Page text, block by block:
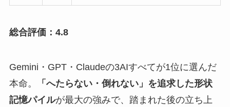
総合評価：4.8
Gemini・GPT・Claudeの3AIすべてが1位に選んだ
本命。
「へたらない・倒れない」を追求した形状
記憶パイルが最大の強みで、踏まれた後の立ち上